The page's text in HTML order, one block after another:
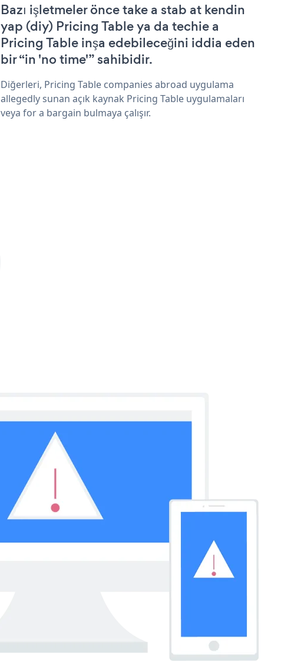
Bazı işletmeler önce take a stab at kendin
yap (diy) Pricing Table ya da techie a
Pricing Table inşa edebileceğini iddia eden
bir “in 'no time'” sahibidir.
Diğerleri, Pricing Table companies abroad uygulama
allegedly sunan açık kaynak Pricing Table uygulamaları
veya for a bargain bulmaya çalışır.